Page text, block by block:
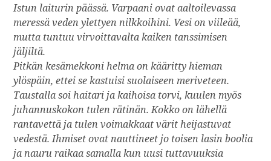
Istun laiturin päässä. Varpaani ovat aaltoilevassa
meressä veden ylettyen nilkkoihini. Vesi on viileää,
mutta tuntuu virvoittavalta kaiken tanssimisen
jäljiltä.
Pitkän kesämekkoni helma on kääritty hieman
ylöspäin, ettei se kastuisi suolaiseen meriveteen.
Taustalla soi haitari ja kaihoisa torvi, kuulen myös
juhannuskokon tulen rätinän. Kokko on lähellä
rantavettä ja tulen voimakkaat värit heijastuvat
vedestä. Ihmiset ovat nauttineet jo toisen lasin boolia
ja nauru raikaa samalla kun uusi tuttavuuksia